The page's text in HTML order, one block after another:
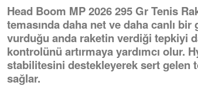
Head Boom MP 2026 295 Gr Tenis
temasında daha net ve daha canlı
vurduğu anda raketin verdiği tepkiyi
kontrolünü artırmaya yardımcı olur.
stabilitesini destekleyerek sert gelen
sağlar.